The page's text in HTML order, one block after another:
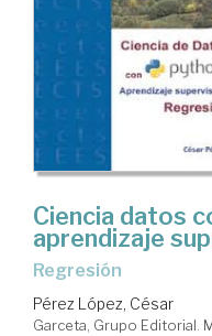
Ciencia datos
aprendizaje
Regresión
Pérez López, César
Garceta, Grupo Editorial.